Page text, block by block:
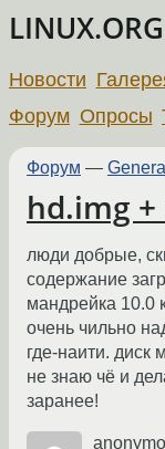
Новости
Форум Опросы
Форум — General
hd.img
люди добрые,
содержание
мандрейка 10.0
очень чильно
где-наити. диск
не знаю чё и
заранее!